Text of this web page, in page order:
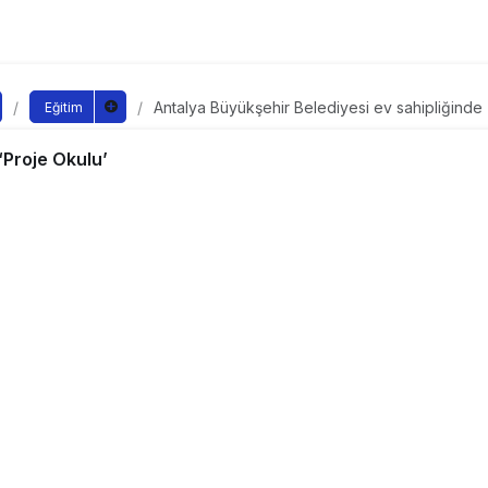
Eğitim Antalya Büyükşehir Belediyesi ev sahipliğinde
Belediyesi ev
Okulu’